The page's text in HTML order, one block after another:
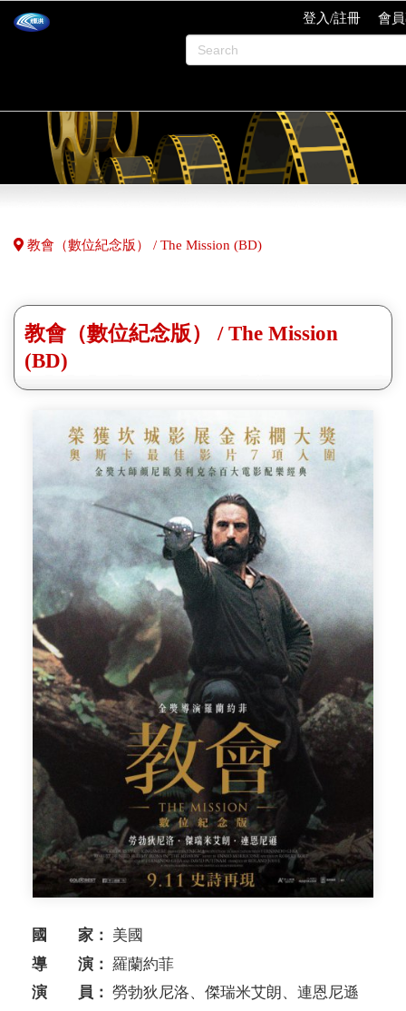
登入/註冊 會
教會（數位紀念版） / The Mission (BD)
教會（數位紀念版） / The Mission
(BD)
國 家： 美國
導 演： 羅蘭約菲
演 員： 勞勃狄尼洛、傑瑞米艾朗、連恩尼遜